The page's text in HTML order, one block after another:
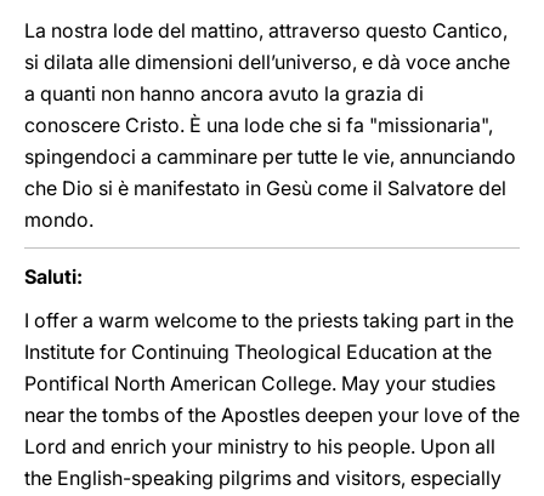
La nostra lode del mattino, attraverso questo Cantico,
si dilata alle dimensioni dell’universo, e dà voce anche
a quanti non hanno ancora avuto la grazia di
conoscere Cristo. È una lode che si fa "missionaria",
spingendoci a camminare per tutte le vie, annunciando
che Dio si è manifestato in Gesù come il Salvatore del
mondo.
Saluti:
I offer a warm welcome to the priests taking part in the
Institute for Continuing Theological Education at the
Pontifical North American College. May your studies
near the tombs of the Apostles deepen your love of the
Lord and enrich your ministry to his people. Upon all
the English-speaking pilgrims and visitors, especially